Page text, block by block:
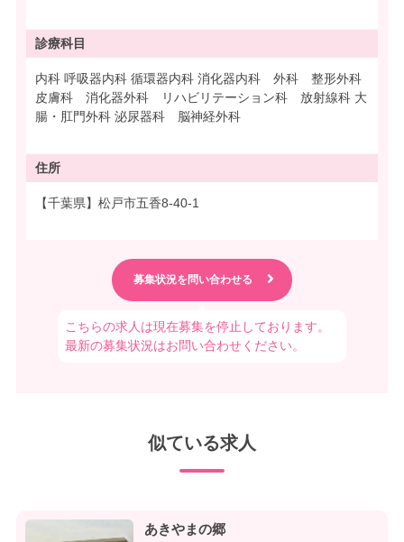
診療科目
内科 呼吸器内科 循環器内科 消化器内科 外科 整形外科
皮膚科 消化器外科 リハビリテーション科 放射線科 大
腸・肛門外科 泌尿器科 脳神経外科
住所
【千葉県】松戸市五香8-40-1
こちらの求人は現在募集を停止しております。
最新の募集状況はお問い合わせください。
似ている求人
あきやまの郷